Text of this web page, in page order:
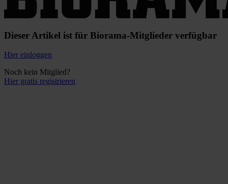
Dieser Artikel ist für Biorama-Mitglieder verfügbar
Hier einloggen
Noch kein Mitglied?
Hier gratis registrieren